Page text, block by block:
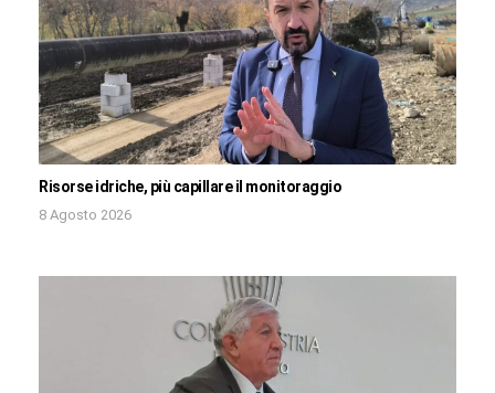
Risorse idriche, più capillare il monitoraggio
8 Agosto 2026